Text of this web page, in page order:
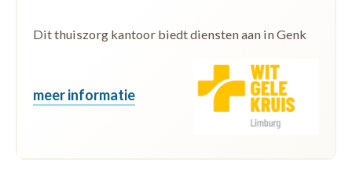
Dit thuiszorg kantoor biedt diensten aan in Genk
meer informatie